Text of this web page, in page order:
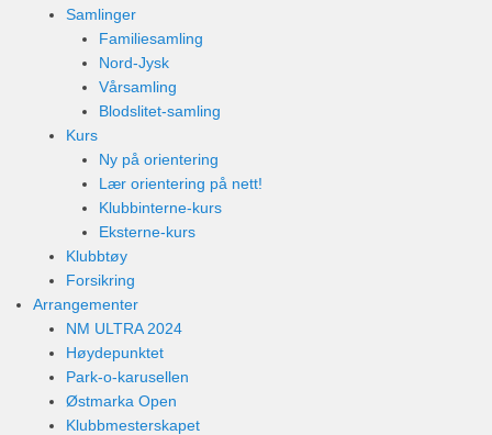
Samlinger
Familiesamling
Nord-Jysk
Vårsamling
Blodslitet-samling
Kurs
Ny på orientering
Lær orientering på nett!
Klubbinterne-kurs
Eksterne-kurs
Klubbtøy
Forsikring
Arrangementer
NM ULTRA 2024
Høydepunktet
Park-o-karusellen
Østmarka Open
Klubbmesterskapet